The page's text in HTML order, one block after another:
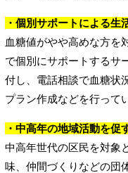
・個別サポートによる生
血糖値がやや高めな方を
で個別にサポートするサ
付し、電話相談で血糖状
プラン作成などを行って
・中高年の地域活動を促
中高年世代の区民を対象
味、仲間づくりなどの団